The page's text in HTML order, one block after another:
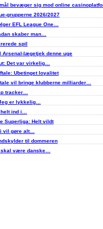
bevæger sig mod online
grupperne 2026/2027
EFL League One…
skaber man…
spil
Arsenal-lægetjek denne uge
Det var virkelig…
Ubetinget loyalitet
vil bringe klubberne milliarder…
tracker…
er lykkelig…
ind i…
Superliga: Helt vildt
vil gøre alt…
til dommeren
skal være danske…